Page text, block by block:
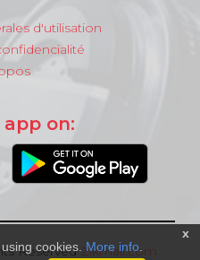
d'utilisation
on:
ReservedZikmali.com
x
cookies. More info